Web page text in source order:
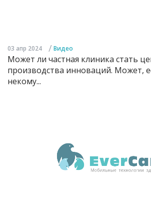
03 апр 2024 / Видео
Может ли частная клиника стать
производства инноваций. Может,
некому...